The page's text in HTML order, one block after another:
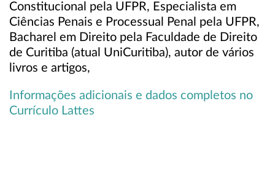
Constitucional pela UFPR, Especialista em
Ciências Penais e Processual Penal pela UFPR,
Bacharel em Direito pela Faculdade de Direito
de Curitiba (atual UniCuritiba), autor de vários
livros e artigos,
Informações adicionais e dados completos no
Currículo Lattes